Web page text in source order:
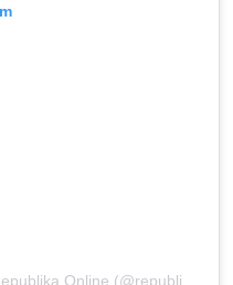
Sebuah kiriman dibagikan oleh Republika Online (@republikaonline)